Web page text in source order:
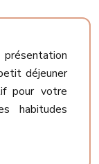
déjeuner
pour votre
habitudes